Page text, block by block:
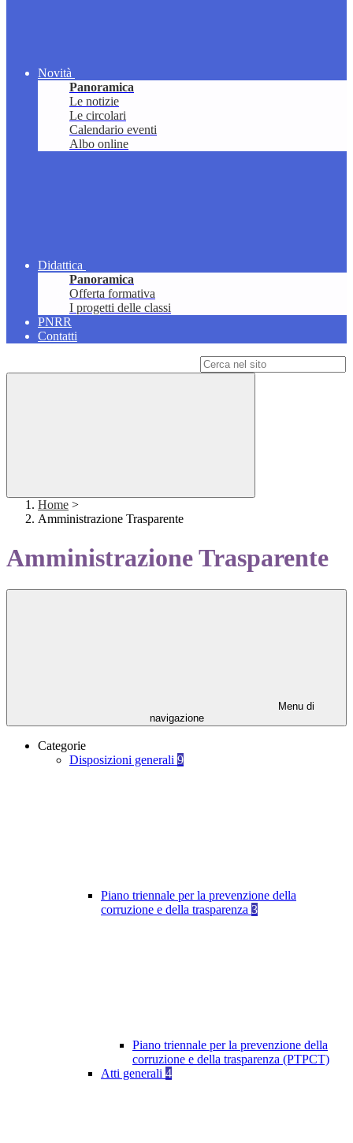
Novità
Panoramica
Le notizie
Le circolari
Calendario eventi
Albo online
Didattica
Panoramica
Offerta formativa
I progetti delle classi
PNRR
Contatti
Home >
Amministrazione Trasparente
Amministrazione Trasparente
Menu di
navigazione
Categorie
Disposizioni generali 9
Piano triennale per la prevenzione della
corruzione e della trasparenza 3
Piano triennale per la prevenzione della
corruzione e della trasparenza (PTPCT)
Atti generali 4